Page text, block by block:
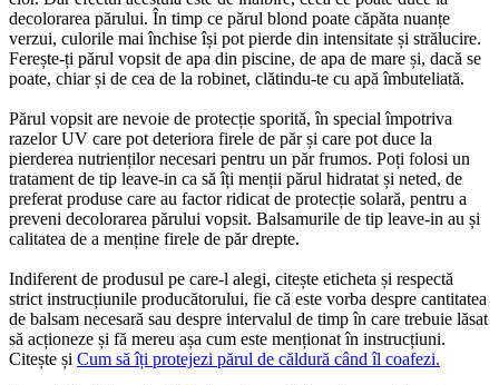
decolorarea părului. În timp ce părul blond poate căpăta nuanțe
verzui, culorile mai închise își pot pierde din intensitate și strălucire.
Ferește-ți părul vopsit de apa din piscine, de apa de mare și, dacă se
poate, chiar și de cea de la robinet, clătindu-te cu apă îmbuteliată.
Părul vopsit are nevoie de protecție sporită, în special împotriva
razelor UV care pot deteriora firele de păr și care pot duce la
pierderea nutrienților necesari pentru un păr frumos. Poți folosi un
tratament de tip leave-in ca să îți menții părul hidratat și neted, de
preferat produse care au factor ridicat de protecție solară, pentru a
preveni decolorarea părului vopsit. Balsamurile de tip leave-in au și
calitatea de a menține firele de păr drepte.
Indiferent de produsul pe care-l alegi, citește eticheta și respectă
strict instrucțiunile producătorului, fie că este vorba despre cantitatea
de balsam necesară sau despre intervalul de timp în care trebuie lăsat
să acționeze și fă mereu așa cum este menționat în instrucțiuni.
Citește și Cum să îți protejezi părul de căldură când îl coafezi.